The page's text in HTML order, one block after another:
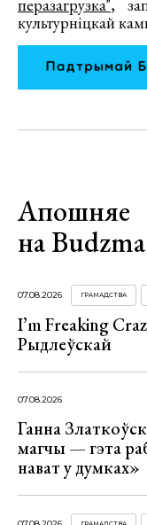
перазагрузка",
культурніцкай
Апошняе
на
07.08.2026 ГРАМАДСТВА
I’m Freaking
Рыдлеўскай
07.08.2026
Ганна
магчы — гэта
нават у думках»